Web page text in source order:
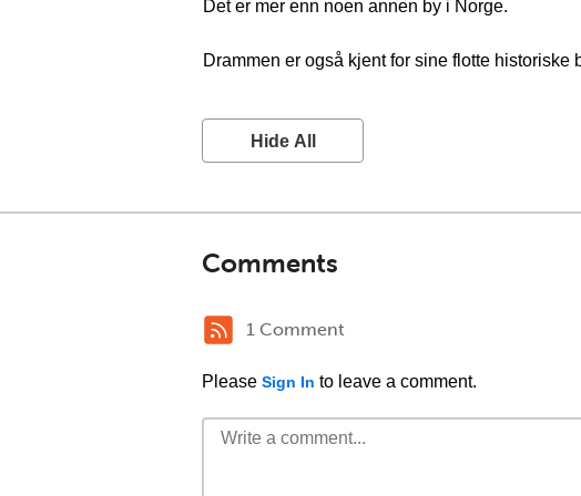
Det er mer enn noen annen by i Norge.
Drammen er også kjent for sine flotte
Hide All
Comments
1 Comment
Please Sign In to leave a comment.